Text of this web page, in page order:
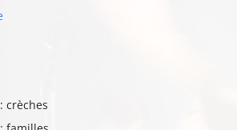
crèches